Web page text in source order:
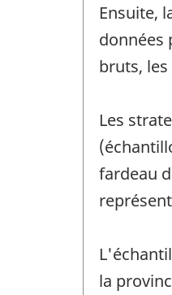
Ensuite,
données
bruts,
Les
fardeau
la